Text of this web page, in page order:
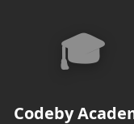
🎓
Codeby